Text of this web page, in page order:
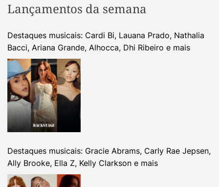
Lançamentos da semana
Destaques musicais: Cardi Bi, Lauana Prado, Nathalia
Bacci, Ariana Grande, Alhocca, Dhi Ribeiro e mais
Destaques musicais: Gracie Abrams, Carly Rae Jepsen,
Ally Brooke, Ella Z, Kelly Clarkson e mais